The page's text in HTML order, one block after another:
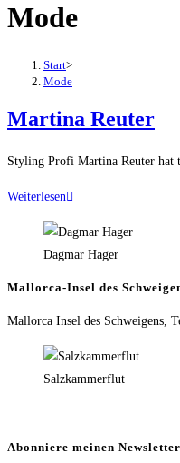
Mode
Start>
Mode
Martina Reuter
Styling Profi Martina Reuter
Weiterlesen
Dagmar Hager
Mallorca-Insel des
Mallorca Insel des Schweigens,
Salzkammerflut
Abonniere meinen Newsletter